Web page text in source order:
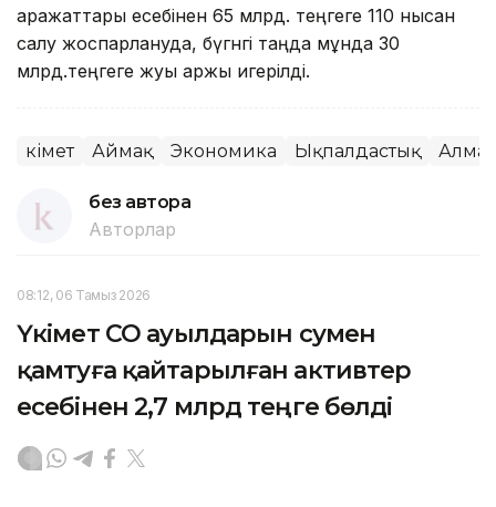
қаражаттары есебінен 65 млрд. теңгеге 110 нысан
салу жоспарлануда, бүгнгі таңда мұнда 30
млрд.теңгеге жуық қаржы игерілді.
Үкімет Аймақ Экономика Ықпалдастық
без автора
Авторлар
08:12, 06 Тамыз 2026
Үкімет СҚО ауылдарын сумен
қамтуға қайтарылған активтер
есебінен 2,7 млрд теңге бөлді